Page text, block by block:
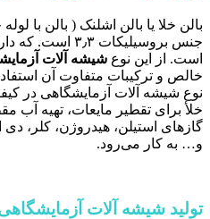
بالن خلا یا بالن اشلنک ( بالن با
جنس بروسیلیکات
است. از این نوع شیشه آلات
خالص و ترکیبات متفاوت آن
نوع شیشه آلات آزمایشگاهی‌ در
خلأ برای تقطیر مایعات، تهیه آب
گازهای استیلن، هیدروژن، کلر،
و… به کار می‌رود.
تولید شیشه آلات